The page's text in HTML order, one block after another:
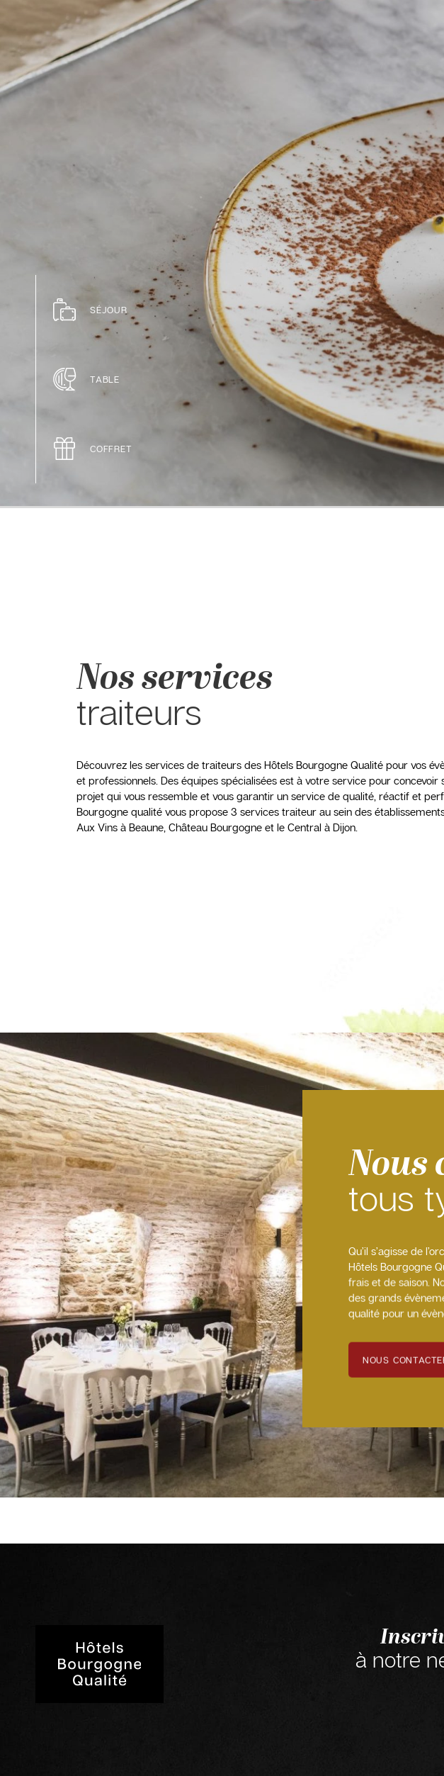
SÉJOUR
TABLE
COFFRET
Nos services
traiteurs
Découvrez les services de traiteurs des Hôtels Bourgogne Qualité pour vos
et professionnels. Des équipes spécialisées est à votre service pour concevoir
projet qui vous ressemble et vous garantir un service de qualité, réactif et
Bourgogne qualité vous propose 3 services traiteur au sein des
Aux Vins à Beaune, Château Bourgogne et le Central à Dijon.
Nous
tous
Qu’il s’agisse de
Hôtels Bourgogne
frais et de saison.
des grands
qualité pour un
NOUS
à notre